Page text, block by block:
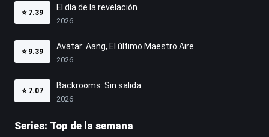
⭐ 7.39
El día de la revelación
2026
⭐ 9.39
Avatar: Aang, El último Maestro Aire
2026
⭐ 7.07
Backrooms: Sin salida
2026
Series: Top de la semana